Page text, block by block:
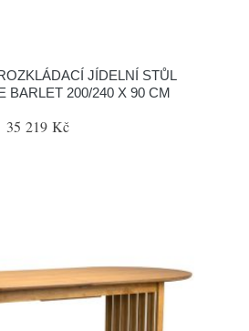
JÍDELNÍ STŮL
BARLET 200/240 X 90 CM
35 219 Kč